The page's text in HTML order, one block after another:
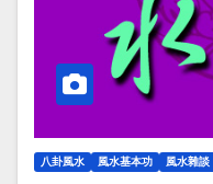
八卦風水 風水基本功 風水雜談